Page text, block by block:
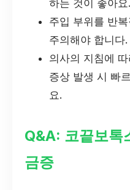
하는 것이 좋아요.
주입 부위를 반
주의해야 합니다.
의사의 지침에
증상 발생 시 빠
요.
Q&A: 코끝보톡
금증